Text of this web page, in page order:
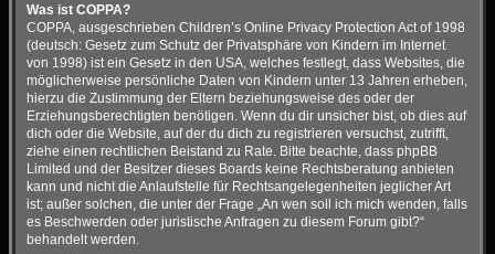
Was ist COPPA?
COPPA, ausgeschrieben Children’s Online Privacy Protection Act of 1998
(deutsch: Gesetz zum Schutz der Privatsphäre von Kindern im Internet
von 1998) ist ein Gesetz in den USA, welches festlegt, dass Websites, die
möglicherweise persönliche Daten von Kindern unter 13 Jahren erheben,
hierzu die Zustimmung der Eltern beziehungsweise des oder der
Erziehungsberechtigten benötigen. Wenn du dir unsicher bist, ob dies auf
dich oder die Website, auf der du dich zu registrieren versuchst, zutrifft,
ziehe einen rechtlichen Beistand zu Rate. Bitte beachte, dass phpBB
Limited und der Besitzer dieses Boards keine Rechtsberatung anbieten
kann und nicht die Anlaufstelle für Rechtsangelegenheiten jeglicher Art
ist; außer solchen, die unter der Frage „An wen soll ich mich wenden, falls
es Beschwerden oder juristische Anfragen zu diesem Forum gibt?“
behandelt werden.